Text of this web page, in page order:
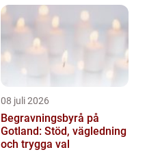
08 juli 2026
Begravningsbyrå på
Gotland: Stöd, vägledning
och trygga val